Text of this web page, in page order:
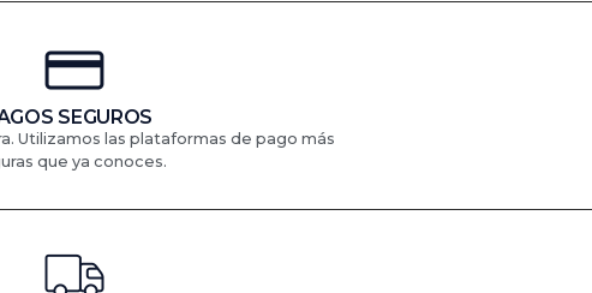
SEGUROS
Utilizamos las plataformas de pago más
que ya conoces.